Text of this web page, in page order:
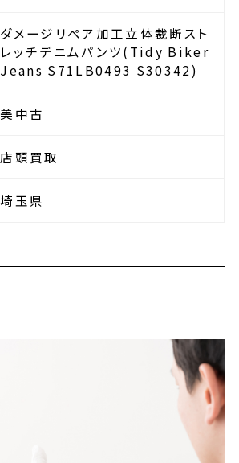
ダメージリペア加工立体裁断スト
レッチデニムパンツ(Tidy Biker
Jeans S71LB0493 S30342)
美中古
店頭買取
埼玉県